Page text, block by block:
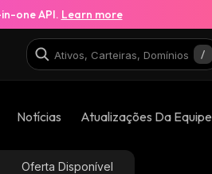
one API. Learn more
Notícias Atualizações Da Equipe
Oferta Disponível